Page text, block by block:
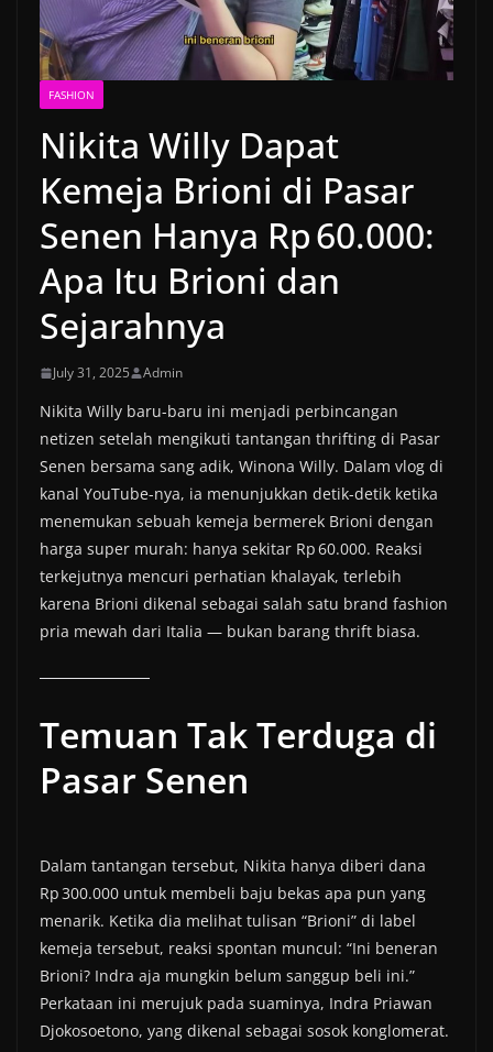
FASHION
Nikita Willy Dapat
Kemeja Brioni di Pasar
Senen Hanya Rp 60.000:
Apa Itu Brioni dan
Sejarahnya
July 31, 2025 Admin
Nikita Willy baru-baru ini menjadi perbincangan
netizen setelah mengikuti tantangan thrifting di Pasar
Senen bersama sang adik, Winona Willy. Dalam vlog di
kanal YouTube-nya, ia menunjukkan detik-detik ketika
menemukan sebuah kemeja bermerek Brioni dengan
harga super murah: hanya sekitar Rp 60.000. Reaksi
terkejutnya mencuri perhatian khalayak, terlebih
karena Brioni dikenal sebagai salah satu brand fashion
pria mewah dari Italia — bukan barang thrift biasa.
Temuan Tak Terduga di
Pasar Senen
Dalam tantangan tersebut, Nikita hanya diberi dana
Rp 300.000 untuk membeli baju bekas apa pun yang
menarik. Ketika dia melihat tulisan “Brioni” di label
kemeja tersebut, reaksi spontan muncul: “Ini beneran
Brioni? Indra aja mungkin belum sanggup beli ini.”
Perkataan ini merujuk pada suaminya, Indra Priawan
Djokosoetono, yang dikenal sebagai sosok konglomerat.